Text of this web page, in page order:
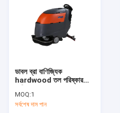
ডাবল ব্রা বাণিজ্যিক
hardwood তল পরিষ্কার
সঙ্গে
MOQ:1
সর্বশেষ দাম পান